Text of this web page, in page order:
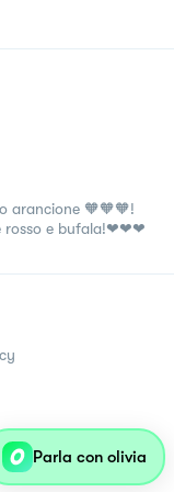
arancione 🧡🧡🧡!
rosso e bufala!❤❤❤
Parla con olivia